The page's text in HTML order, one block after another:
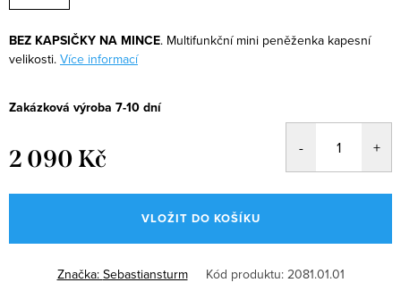
BEZ KAPSIČKY NA MINCE. Multifunkční mini peněženka kapesní
velikosti. Více informací
Zakázková výroba 7-10 dní
2 090 Kč
cena:
VLOŽIT DO KOŠÍKU
Značka: Sebastiansturm Kód produktu: 2081.01.01